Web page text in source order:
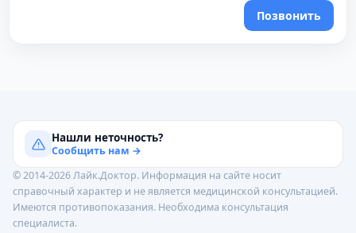
Позвонить
Нашли неточность?
Сообщить нам →
© 2014-2026 Лайк.Доктор. Информация на сайте носит
справочный характер и не является медицинской консультацией.
Имеются противопоказания. Необходима консультация
специалиста.